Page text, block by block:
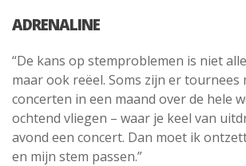
ADRENALINE
“De kans op stemproblemen is niet
maar ook reëel. Soms zijn er
concerten in een maand over de hele
ochtend vliegen – waar je keel van
avond een concert. Dan moet ik
en mijn stem passen.”